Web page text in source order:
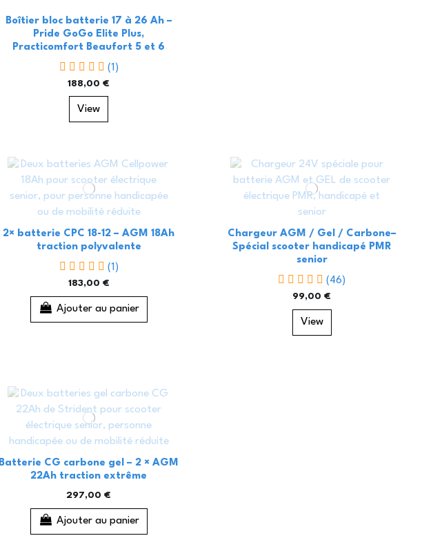
Boîtier bloc batterie 17 à 26 Ah –
Pride GoGo Elite Plus,
Practicomfort Beaufort 5 et 6
(1)
188,00 €
View
2× batterie CPC 18-12 – AGM 18Ah
traction polyvalente
(1)
183,00 €
Ajouter au panier
Chargeur AGM / Gel / Carbone–
Spécial scooter handicapé PMR
senior
(46)
99,00 €
View
Batterie CG carbone gel – 2 × AGM
22Ah traction extrême
297,00 €
Ajouter au panier